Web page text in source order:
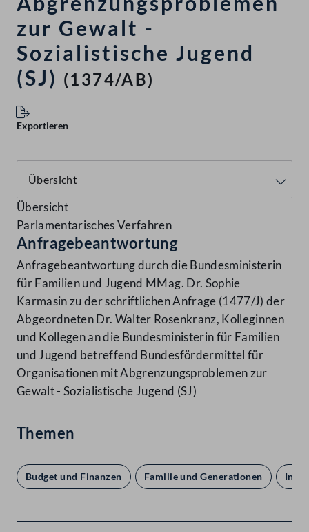
zur Gewalt -
Sozialistische Jugend
(SJ) (1374/AB)
Exportieren
Übersicht
Parlamentarisches Verfahren
Anfragebeantwortung
Anfragebeantwortung durch die Bundesministerin
für Familien und Jugend MMag. Dr. Sophie
Karmasin zu der schriftlichen Anfrage (1477/J) der
Abgeordneten Dr. Walter Rosenkranz, Kolleginnen
und Kollegen an die Bundesministerin für Familien
und Jugend betreffend Bundesfördermittel für
Organisationen mit Abgrenzungsproblemen zur
Gewalt - Sozialistische Jugend (SJ)
Themen
Budget und Finanzen Familie und Generationen